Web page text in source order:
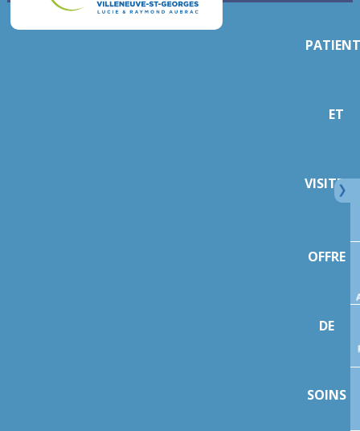
ET
OFFRE
DE
SOINS